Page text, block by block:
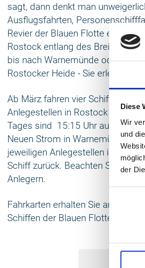
Diese
Wir
und
der
sagt, dann denkt man
Ausflugsfahrten,
Revier der Blauen Flotte
Rostock entlang des Breitling
bis nach Warnemünde oder
Rostocker Heide - Sie erleben
Ab März fahren vier Schiffe der
Anlegestellen in Rostock und
Tages sind 15:15 Uhr aus dem
Neuen Strom in Warnemünde.
jeweiligen Anlegestellen ist
Schiff zurück. Beachten Sie auch
Anlegern.
Fahrkarten erhalten Sie an Bord.
Schiffen der Blauen Flotte gültig.